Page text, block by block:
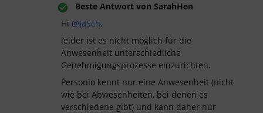
Beste Antwort von SarahHen
Hi @JaSch,
leider ist es nicht möglich für die
Anwesenheit unterschiedliche
Genehmigungsprozesse einzurichten.
Personio kennt nur eine Anwesenheit (nicht
wie bei Abwesenheiten, bei denen es
verschiedene gibt) und kann daher nur